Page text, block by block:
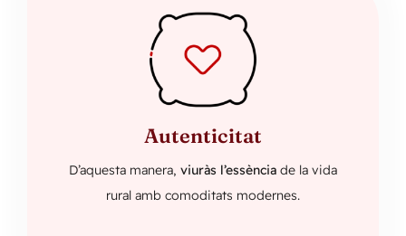
Autenticitat
D’aquesta manera, viuràs l’essència de la vida
rural amb comoditats modernes.